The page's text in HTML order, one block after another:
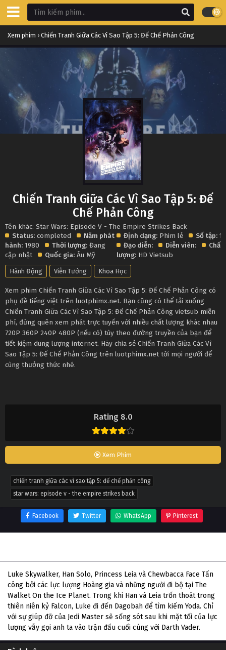
Xem phim › Chiến Tranh Giữa Các Vì Sao Tập 5: Đế Chế Phản Công
Rating 8.0
Xem Phim
Chiến Tranh Giữa Các Vì Sao Tập 5: Đế
Chế Phản Công
Tên khác: Star Wars: Episode V - The Empire Strikes Back
Status: completed
Năm phát
hành: 1980 Thời lượng: Đang
cập nhật
Quốc gia: Âu Mỹ
Định dạng: Phim lẻ Số tập: 1
Đạo diễn:
Diễn viên:
Chất
lượng: HD Vietsub
Hành Động Viễn Tưởng Khoa Học
Xem phim Chiến Tranh Giữa Các Vì Sao Tập 5: Đế Chế Phản Công có
phụ đề tiếng việt trên luotphimx.net. Bạn cũng có thể tải xuống
Chiến Tranh Giữa Các Vì Sao Tập 5: Đế Chế Phản Công vietsub miễn
phí, đừng quên xem phát trực tuyến với nhiều chất lượng khác nhau
720P 360P 240P 480P (nếu có) tùy theo đường truyền của bạn để
tiết kiệm dung lượng internet. Hãy chia sẻ Chiến Tranh Giữa Các Vì
Sao Tập 5: Đế Chế Phản Công trên luotphimx.net tới mọi người để
cùng thưởng thức nhé.
chiến tranh giữa các vì sao tập 5: đế chế phản công
star wars: episode v - the empire strikes back
Facebook Twitter WhatsApp Pinterest
Luke Skywalker, Han Solo, Princess Leia và Chewbacca Face Tấn
công bởi các lực lượng Hoàng gia và những người đi bộ tại The
Walket On the Ice Planet. Trong khi Han và Leia trốn thoát trong
thiên niên kỷ Falcon, Luke đi đến Dagobah để tìm kiếm Yoda. Chỉ
với sự giúp đỡ của Jedi Master sẽ sống sót sau khi mặt tối của lực
lượng vẫy gọi anh ta vào trận đấu cuối cùng với Darth Vader.